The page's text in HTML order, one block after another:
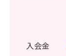
入会金